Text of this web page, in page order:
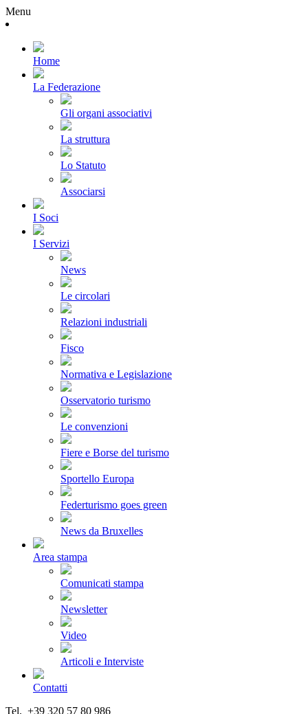
Menu
Home
La Federazione
Gli organi associativi
La struttura
Lo Statuto
Associarsi
I Soci
I Servizi
News
Le circolari
Relazioni industriali
Fisco
Normativa e Legislazione
Osservatorio turismo
Le convenzioni
Fiere e Borse del turismo
Sportello Europa
Federturismo goes green
News da Bruxelles
Area stampa
Comunicati stampa
Newsletter
Video
Articoli e Interviste
Contatti
Tel. +39 320 57 80 986